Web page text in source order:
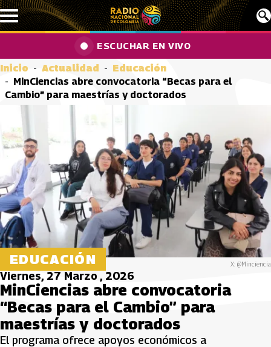
Pasar al contenido principal
ESCUCHAR EN VIVO
Inicio Actualidad
Educación
MinCiencias abre convocatoria “Becas para el
Cambio” para maestrías y doctorados
EDUCACIÓN X: @Minciencia
Viernes, 27 Marzo , 2026
MinCiencias abre convocatoria
“Becas para el Cambio” para
maestrías y doctorados
El programa ofrece apoyos económicos a